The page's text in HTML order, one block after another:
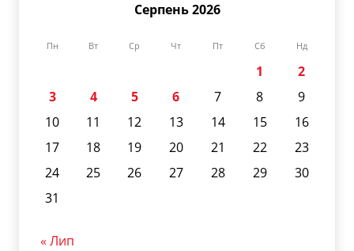
Серпень 2026
Пн Вт Ср Чт Пт Сб Нд
1
2
3
4 5 6 7 8
9
10
11 12 13 14 15
16
17
18 19 20 21 22
23
24
25 26 27 28 29
30
31
« Лип